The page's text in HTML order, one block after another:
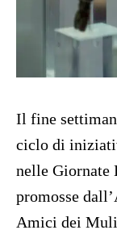
Il fine
ciclo di
nelle Giornate
promosse
Amici dei